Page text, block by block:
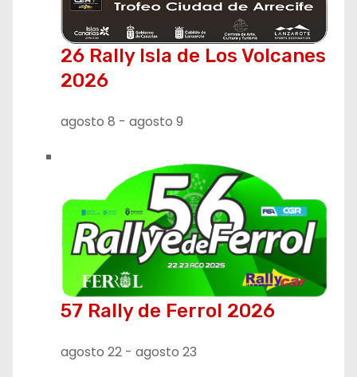
26 Rally Isla de Los Volcanes
2026
agosto 8 - agosto 9
57 Rally de Ferrol 2026
agosto 22 - agosto 23